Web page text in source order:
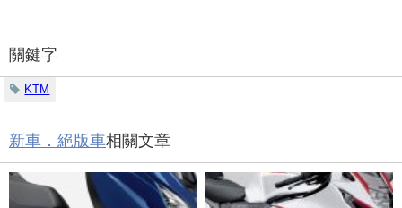
關鍵字
KTM
新車．絕版車相關文章